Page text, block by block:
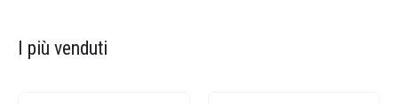
I più venduti